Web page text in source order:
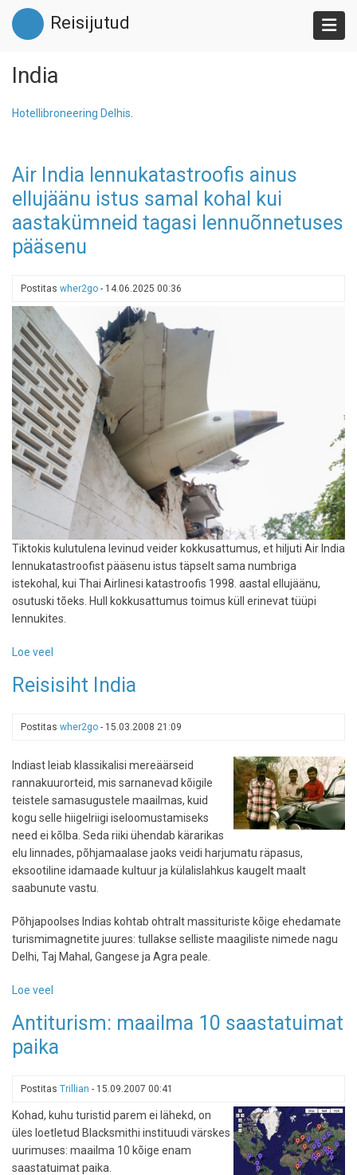
Liigu
edasi
põhisisu
Reisijutud
India
Hotellibroneering Delhis
Air India lennukatastroofis ainus
ellujäänu istus samal kohal kui
aastakümneid tagasi lennuõnnetuses
pääsenu
Postitas wher2go - 14.06.2025 00:36
Tiktokis kulutulena levinud veider kokkusattumus, et hiljuti Air India
lennukatastroofist pääsenu istus täpselt sama numbriga
istekohal, kui Thai Airlinesi katastroofis 1998. aastal ellujäänu,
osutuski tõeks. Hull kokkusattumus toimus küll erinevat tüüpi
lennukites.
Loe veel
India
ainus
aastakümneid
lennuõnnetuses
Reisisiht India
Postitas wher2go - 15.03.2008 21:09
Indiast leiab klassikalisi mereäärseid
rannakuurorteid, mis sarnanevad kõigile
teistele samasugustele maailmas, kuid
kogu selle hiigelriigi iseloomustamiseks
need ei kõlba. Seda riiki ühendab kärarikas
elu linnades, põhjamaalase jaoks veidi harjumatu räpasus,
eksootiline idamaade kultuur ja külalislahkus kaugelt maalt
saabunute vastu.
Põhjapoolses Indias kohtab ohtralt massituriste kõige ehedamate
turismimagnetite juures: tullakse selliste maagiliste nimede nagu
Delhi, Taj Mahal, Gangese ja Agra peale.
Loe veel
India
Antiturism: maailma 10 saastatuimat
paika
Postitas Trillian - 15.09.2007 00:41
Kohad, kuhu turistid parem ei lähekd, on
üles loetletud Blacksmithi instituudi värskes
uurimuses: maailma 10 kõige enam
saastatuimat paika.